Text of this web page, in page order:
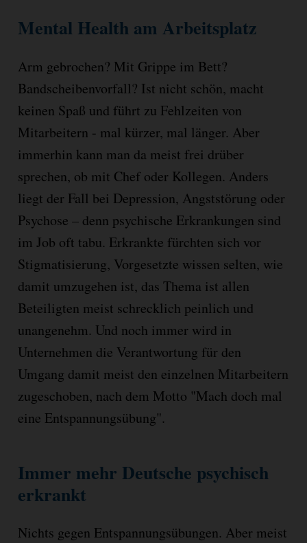
Mental Health am Arbeitsplatz
Arm gebrochen? Mit Grippe im Bett?
Bandscheibenvorfall? Ist nicht schön, macht
keinen Spaß und führt zu Fehlzeiten von
Mitarbeitern - mal kürzer, mal länger. Aber
immerhin kann man da meist frei drüber
sprechen, ob mit Chef oder Kollegen. Anders
liegt der Fall bei Depression, Angststörung oder
Psychose – denn psychische Erkrankungen sind
im Job oft tabu. Erkrankte fürchten sich vor
Stigmatisierung, Vorgesetzte wissen selten, wie
damit umzugehen ist, das Thema ist allen
Beteiligten meist schrecklich peinlich und
unangenehm. Und noch immer wird in
Unternehmen die Verantwortung für den
Umgang damit meist den einzelnen Mitarbeitern
zugeschoben, nach dem Motto "Mach doch mal
eine Entspannungsübung".
Immer mehr Deutsche psychisch
erkrankt
Nichts gegen Entspannungsübungen. Aber meist